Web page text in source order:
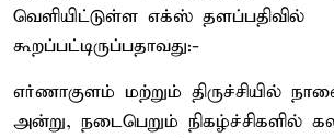
வெளியிட்டுள்ள எக்ஸ் தளப்பதிவில்
கூறப்பட்டிருப்பதாவது:-
எர்ணாகுளம் மற்றும் திருச்சியில்
அன்று, நடைபெறும் நிகழ்ச்சிகளில்